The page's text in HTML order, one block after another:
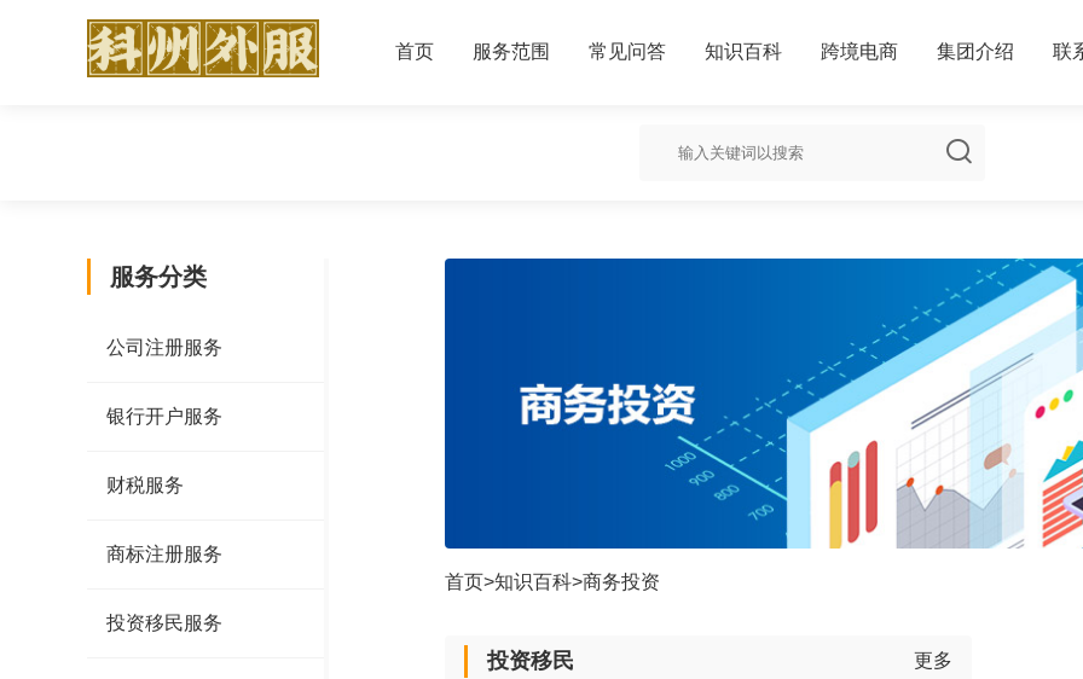
首页 服务范围 常见问答 知识百科 跨境电商 集团介绍 联

服务分类
公司注册服务
银行开户服务
财税服务
商标注册服务
投资移民服务
首页>知识百科>商务投资
投资移民 更多